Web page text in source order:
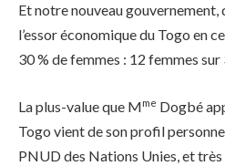
Et notre nouveau gouvernement,
l’essor économique du Togo en
30 % de femmes : 12 femmes
La plus-value que Mme Dogbé
Togo vient de son profil
PNUD des Nations Unies, et